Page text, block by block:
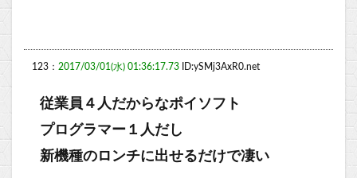
123： 2017/03/01(水) 01:36:17.73 ID:ySMj3AxR0.net
従業員４人だからなポイソフト
プログラマー１人だし
新機種のロンチに出せるだけで凄い